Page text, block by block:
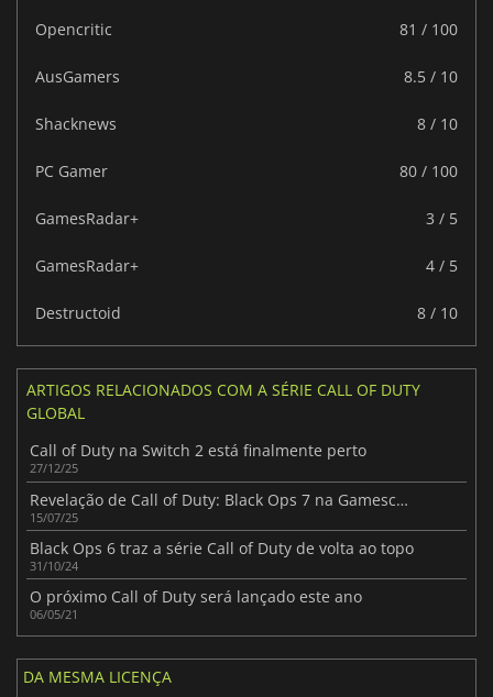
Opencritic 81 / 100
AusGamers 8.5 / 10
Shacknews 8 / 10
PC Gamer 80 / 100
GamesRadar+ 3 / 5
GamesRadar+ 4 / 5
Destructoid 8 / 10
ARTIGOS RELACIONADOS COM A SÉRIE CALL OF DUTY
GLOBAL
Call of Duty na Switch 2 está finalmente perto
27/12/25
Revelação de Call of Duty: Black Ops 7 na Gamescom Não Perca!
15/07/25
Black Ops 6 traz a série Call of Duty de volta ao topo
31/10/24
O próximo Call of Duty será lançado este ano
06/05/21
DA MESMA LICENÇA